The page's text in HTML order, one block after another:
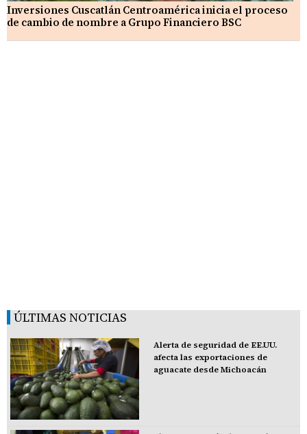
Inversiones Cuscatlán Centroamérica inicia el proceso
de cambio de nombre a Grupo Financiero BSC
ÚLTIMAS NOTICIAS
Alerta de seguridad de EE.UU.
afecta las exportaciones de
aguacate desde Michoacán